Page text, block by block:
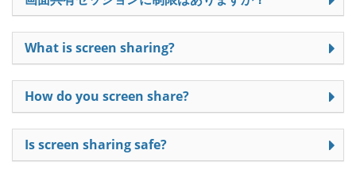
What is screen sharing?
How do you screen share?
Is screen sharing safe?